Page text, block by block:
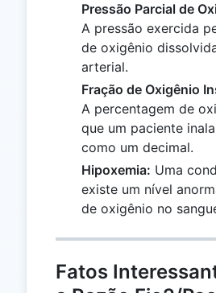
Pressão Parcial de
A pressão exercida
de oxigênio
arterial.
Fração de Oxigênio
A percentagem de
que um paciente
como um decimal.
Hipoxemia: Uma
existe um nível
de oxigênio no
Fatos